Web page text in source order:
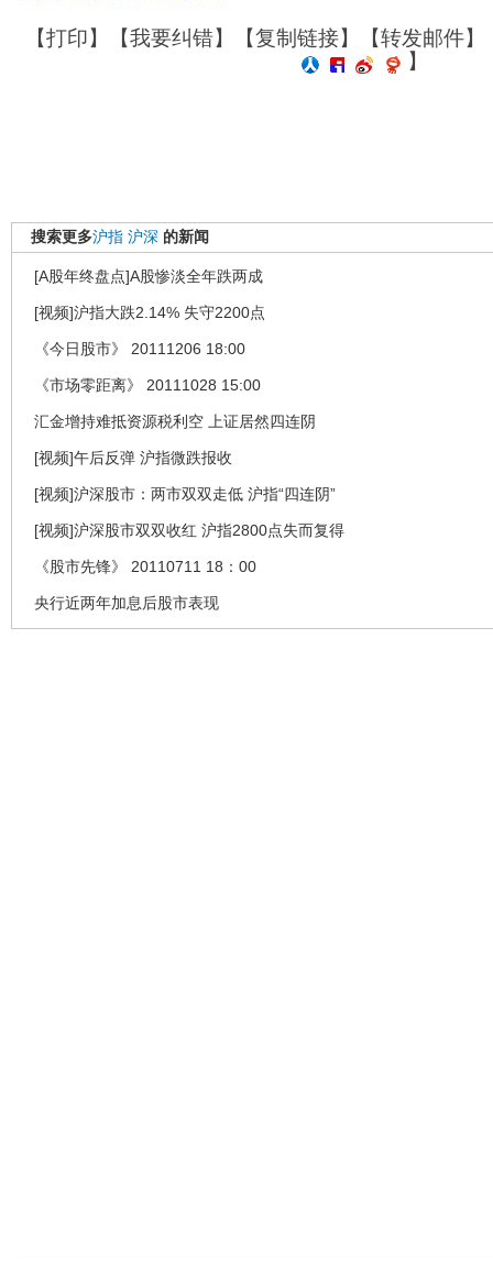
【打印】【我要纠错】【复制链接】【转发邮件】
】
搜索更多沪指 沪深 的新闻
[A股年终盘点]A股惨淡全年跌两成
[视频]沪指大跌2.14% 失守2200点
《今日股市》 20111206 18:00
《市场零距离》 20111028 15:00
汇金增持难抵资源税利空 上证居然四连阴
[视频]午后反弹 沪指微跌报收
[视频]沪深股市：两市双双走低 沪指“四连阴”
[视频]沪深股市双双收红 沪指2800点失而复得
《股市先锋》 20110711 18：00
央行近两年加息后股市表现